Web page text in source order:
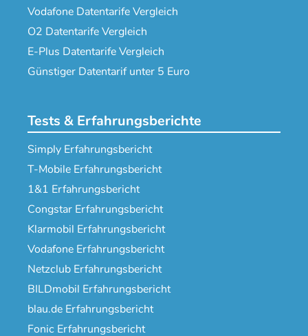
Vodafone Datentarife Vergleich
O2 Datentarife Vergleich
E-Plus Datentarife Vergleich
Günstiger Datentarif unter 5 Euro
Tests & Erfahrungsberichte
Simply Erfahrungsbericht
T-Mobile Erfahrungsbericht
1&1 Erfahrungsbericht
Congstar Erfahrungsbericht
Klarmobil Erfahrungsbericht
Vodafone Erfahrungsbericht
Netzclub Erfahrungsbericht
BILDmobil Erfahrungsbericht
blau.de Erfahrungsbericht
Fonic Erfahrungsbericht